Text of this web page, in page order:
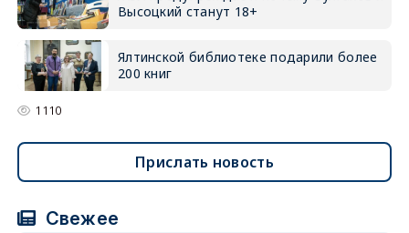
Высоцкий станут 18+
Ялтинской библиотеке подарили более
200 книг
1110
Прислать новость
Свежее